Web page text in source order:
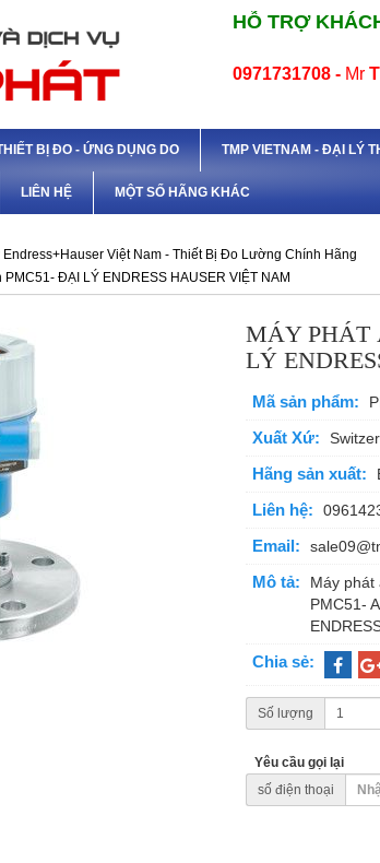
HỖ TRỢ
0971731708 - Mr
BỊ ĐO - ỨNG DỤNG DO TMP VIETNAM - ĐẠI LÝ
LIÊN HỆ MỘT SỐ HÃNG KHÁC
Việt Nam - Thiết Bị Đo Lường Chính Hãng
ĐẠI LÝ ENDRESS HAUSER VIỆT NAM
MÁY PHÁT
LÝ
Mã sản phẩm:
Xuất Xứ: Switzer
Hãng sản xuất:
Liên hệ:
Email:
Mô tả:
Máy phát
PMC51-
Chia sẻ:
Số lượng
Yêu cầu gọi lại
số điện thoại